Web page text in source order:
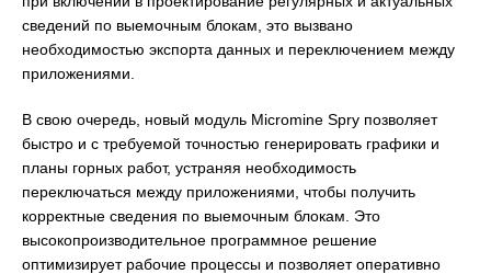
сведений по выемочным блокам, это вызвано
необходимостью экспорта данных и переключением между
приложениями.
В свою очередь, новый модуль Micromine Spry позволяет
быстро и с требуемой точностью генерировать графики и
планы горных работ, устраняя необходимость
переключаться между приложениями, чтобы получить
корректные сведения по выемочным блокам. Это
высокопроизводительное программное решение
оптимизирует рабочие процессы и позволяет оперативно